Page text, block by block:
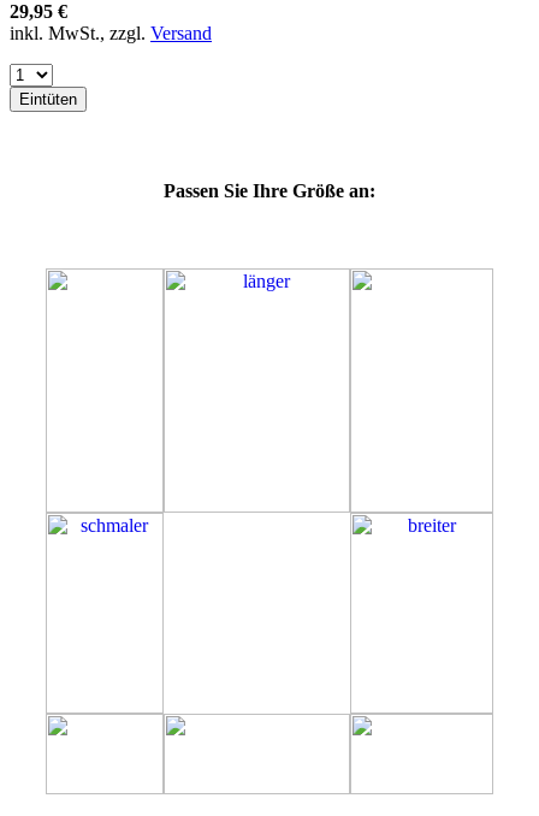
64E
64F
64L
64M
29,95 €
inkl. MwSt., zzgl. Versand
Eintüten
Passen Sie Ihre Größe an: